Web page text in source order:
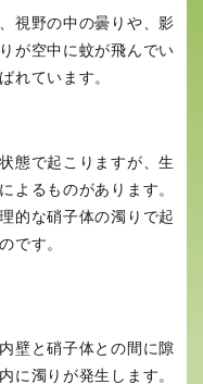
視野の中の曇りや、影
が空中に蚊が飛んでい
れています。
態で起こりますが、生
よるものがあります。
的な硝子体の濁りで起
です。
壁と硝子体との間に隙
に濁りが発生します。